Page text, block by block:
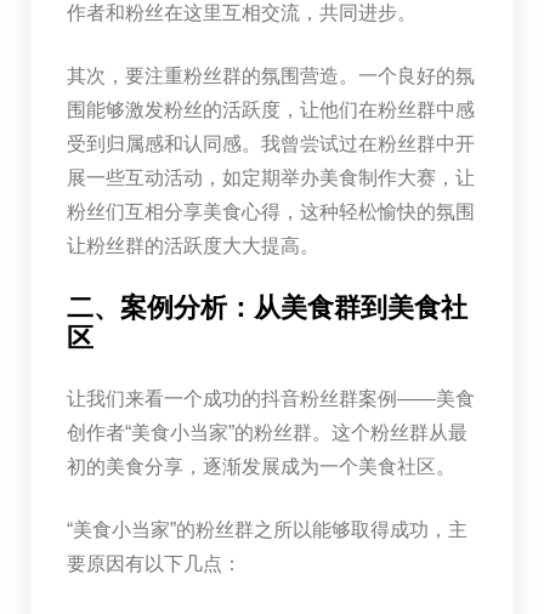
作者和粉丝在这里互相交流，共同进步。
其次，要注重粉丝群的氛围营造。一个良好的氛
围能够激发粉丝的活跃度，让他们在粉丝群中感
受到归属感和认同感。我曾尝试过在粉丝群中开
展一些互动活动，如定期举办美食制作大赛，让
粉丝们互相分享美食心得，这种轻松愉快的氛围
让粉丝群的活跃度大大提高。
二、案例分析：从美食群到美食社
区
让我们来看一个成功的抖音粉丝群案例——美食
创作者“美食小当家”的粉丝群。这个粉丝群从最
初的美食分享，逐渐发展成为一个美食社区。
“美食小当家”的粉丝群之所以能够取得成功，主
要原因有以下几点：